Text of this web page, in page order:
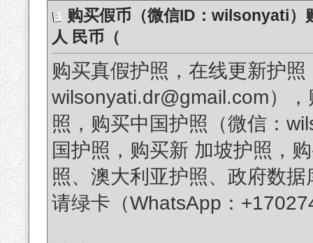
购买假币（微信ID：wilsonyati）
人 民币（
购买真假护照，在线更新护照
wilsonyati.dr@gmail.com）
照，购买中国护照（微信：
国护照，购买新 加坡护照，
照、澳大利亚护照、政府数
请绿卡（WhatsApp：